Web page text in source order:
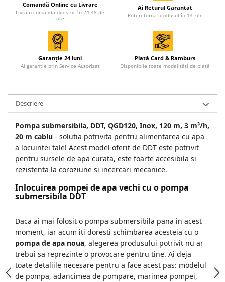
Comandă Online cu Livrare
Livrăm comanda din stoc în 24-48 de
ore
Ai Returul Garantat
Poți returna produsul în 14 zile
Garanție 24 luni
Ai garantie prin Service Autorizat
Plată Card & Ramburs
Disponibile toate modalități de plată
Descriere
Pompa submersibila, DDT, QGD120, Inox, 120 m, 3 m³/h,
20 m cablu - solutia potrivita pentru alimentarea cu apa
a locuintei tale! Acest model oferit de DDT este potrivit
pentru sursele de apa curata, este foarte accesibila si
rezistenta la coroziune si incercari mecanice.
Inlocuirea pompei de apa vechi cu o pompa
submersibila DDT
Daca ai mai folosit o pompa submersibila pana in acest
moment, iar acum iti doresti schimbarea acesteia cu o
pompa de apa noua, alegerea produsului potrivit nu ar
trebui sa reprezinte o provocare pentru tine. Ai deja
toate detaliile necesare pentru a face acest pas: modelul
de pompa, adancimea de pompare, marimea pompei,